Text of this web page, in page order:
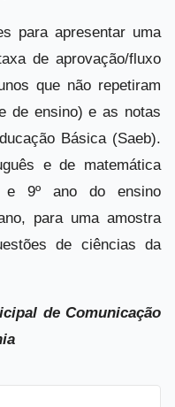
para apresentar uma
de aprovação/fluxo
que não repetiram
de ensino) e as notas
Básica (Saeb).
e de matemática
9º ano do ensino
para uma amostra
de ciências da
de Comunicação